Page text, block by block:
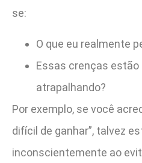
se:
O que eu realmente
Essas crenças estão
atrapalhando?
Por exemplo, se você
difícil de ganhar”, talvez
inconscientemente ao